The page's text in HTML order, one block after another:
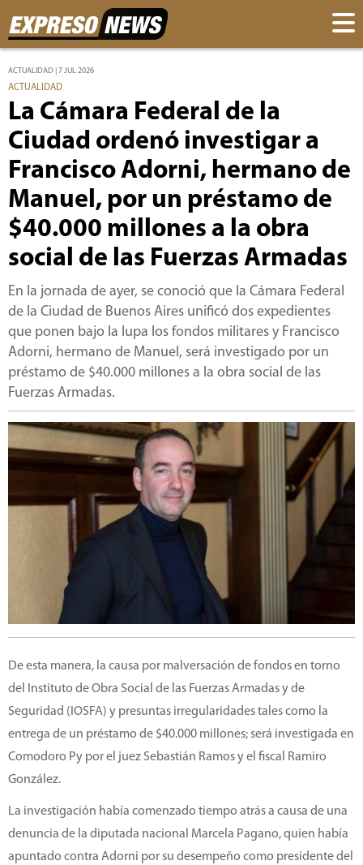
ACTUALIDAD | 7 JUL 2026
ACTUALIDAD
La Cámara Federal de la
Ciudad ordenó investigar a
Francisco Adorni, hermano de
Manuel, por un préstamo de
$40.000 millones a la obra
social de las Fuerzas Armadas
En la jornada de ayer, se conoció que la Cámara Federal
de la Ciudad de Buenos Aires unificó dos expedientes
que ponen bajo la lupa los fondos militares y Francisco
Adorni, hermano de Manuel, será investigado por un
préstamo de $40.000 millones a la obra social de las
Fuerzas Armadas.
De esta manera, la causa por malversación de fondos en torno
del Instituto de Obra Social de las Fuerzas Armadas y de
Seguridad (IOSFA) y presuntas irregularidades tales como la
entrega de un préstamo de $40.000 millones; será investigada en
Comodoro Py por el juez Sebastián Ramos y el fiscal Ramiro
González.
La investigación había comenzado tiempo atrás a causa de una
denuncia de la diputada nacional Marcela Pagano, quien había
apuntado contra Adorni por su desempeño como presidente del